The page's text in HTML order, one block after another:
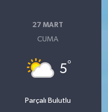
27 MART
CUMA
5°
Parçalı Bulutlu